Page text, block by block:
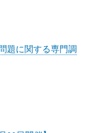
題に関する専門調